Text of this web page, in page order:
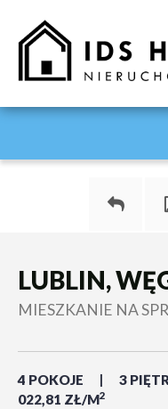
LUBLIN,
MIESZKANIE NA
4 POKOJE 3
022,81 ZŁ/M2